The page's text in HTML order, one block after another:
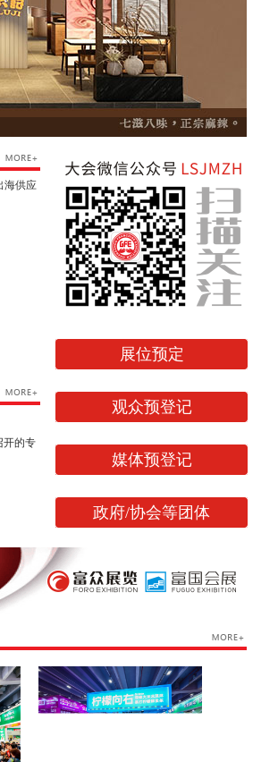
海供应
、连
盟在
在蓬
开的专
展位预定
观众预登记
媒体预登记
政府/协会等团体